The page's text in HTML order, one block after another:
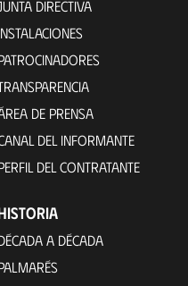
DIRECTIVA
DE PRENSA
DEL INFORMANTE
DEL CONTRATANTE
A DÉCADA